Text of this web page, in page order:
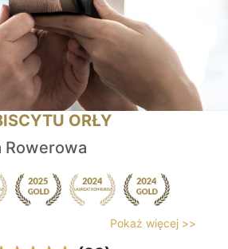
ORŁY
Rowerowa
Pokaż więcej >>